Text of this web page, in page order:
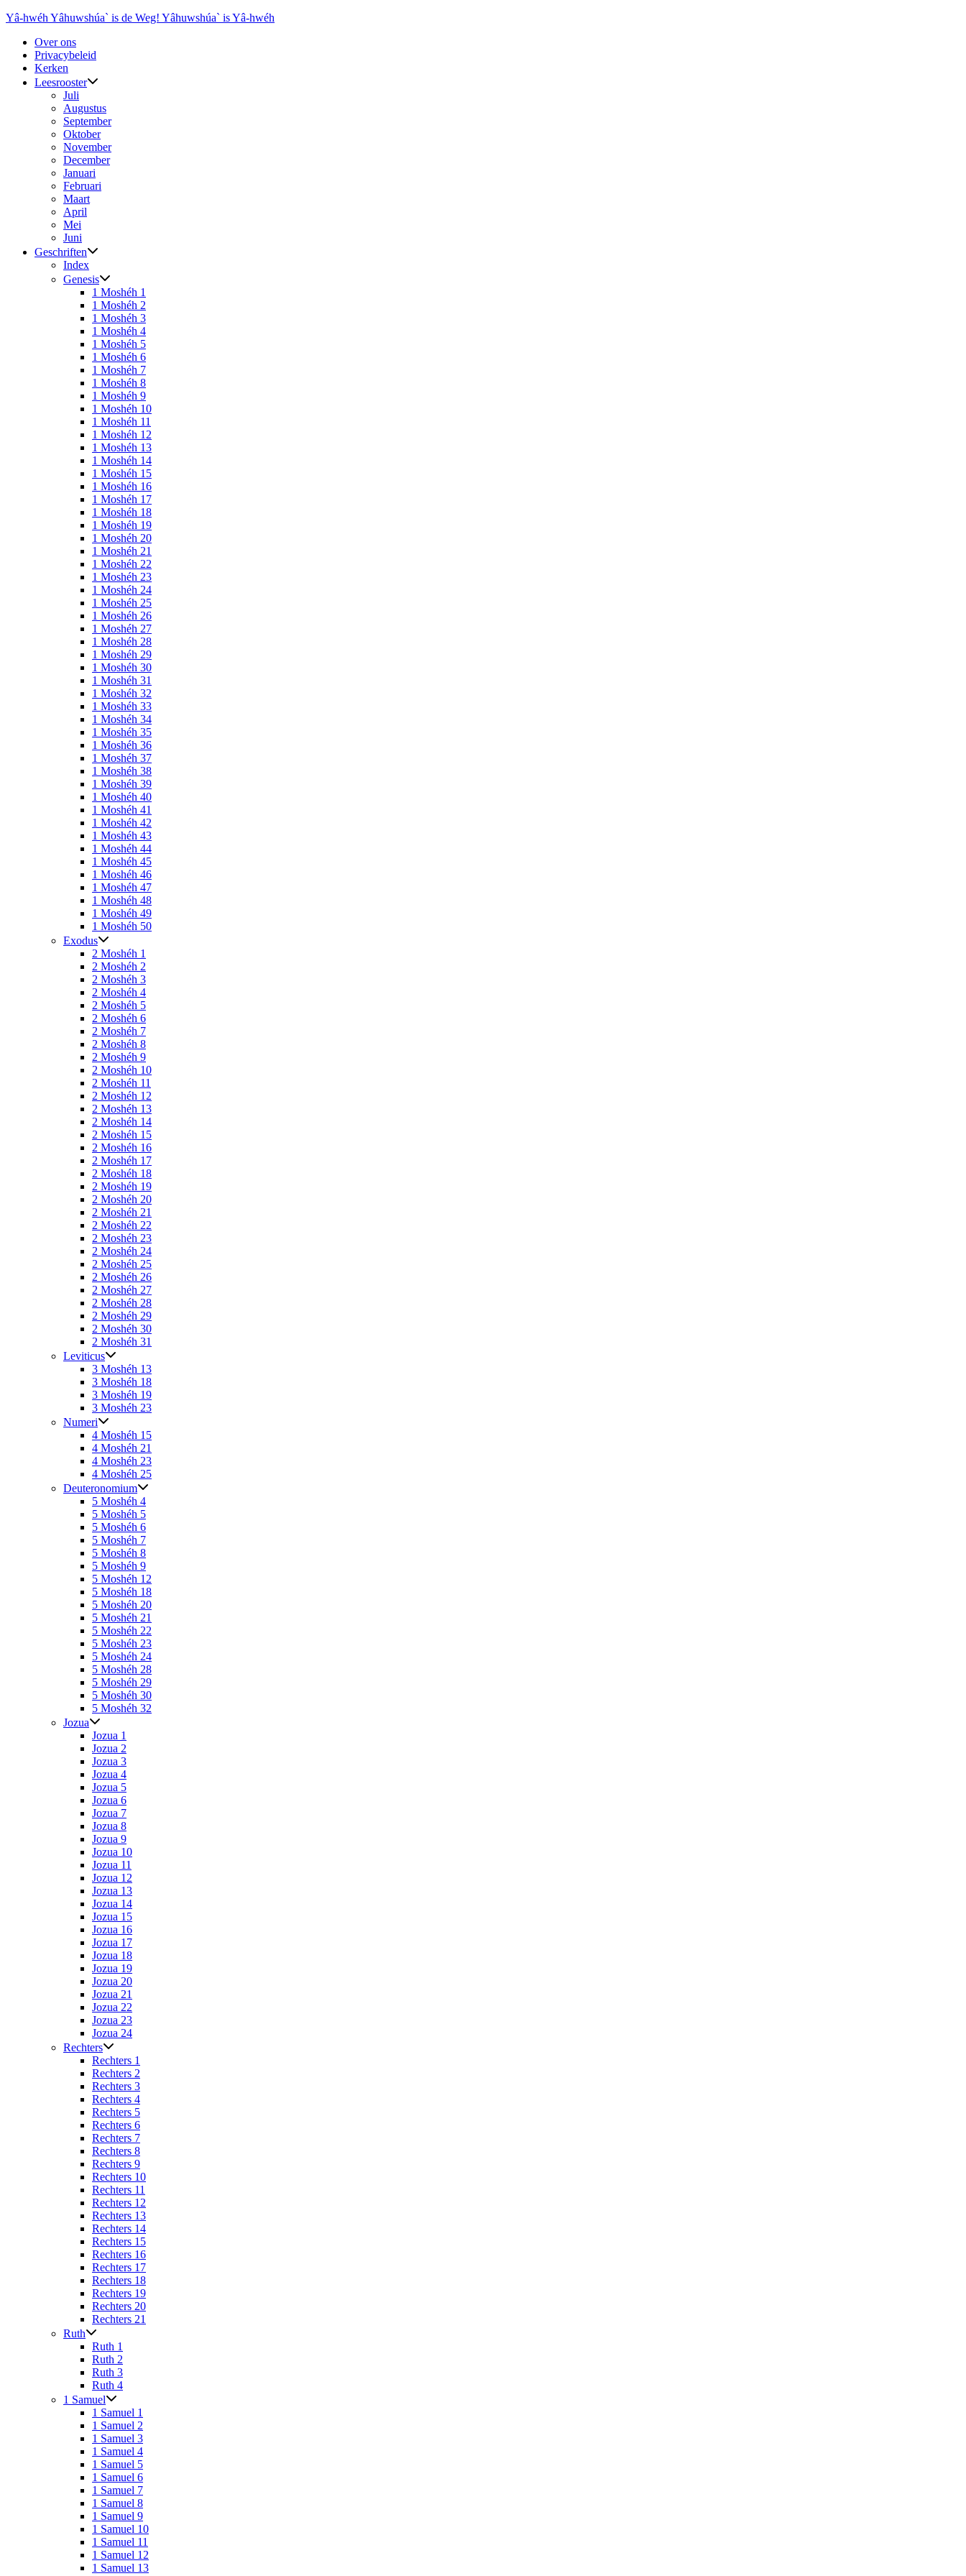
Ga
inhoud
Yâ-hwéh Yâhuwshúa` is de Weg! Yâhuwshúa` is Yâ-hwéh
Over ons
Privacybeleid
Kerken
Leesrooster
Juli
Augustus
September
Oktober
November
December
Januari
Februari
Maart
April
Mei
Juni
Geschriften
Index
Genesis
1 Moshéh 1
1 Moshéh 2
1 Moshéh 3
1 Moshéh 4
1 Moshéh 5
1 Moshéh 6
1 Moshéh 7
1 Moshéh 8
1 Moshéh 9
1 Moshéh 10
1 Moshéh 11
1 Moshéh 12
1 Moshéh 13
1 Moshéh 14
1 Moshéh 15
1 Moshéh 16
1 Moshéh 17
1 Moshéh 18
1 Moshéh 19
1 Moshéh 20
1 Moshéh 21
1 Moshéh 22
1 Moshéh 23
1 Moshéh 24
1 Moshéh 25
1 Moshéh 26
1 Moshéh 27
1 Moshéh 28
1 Moshéh 29
1 Moshéh 30
1 Moshéh 31
1 Moshéh 32
1 Moshéh 33
1 Moshéh 34
1 Moshéh 35
1 Moshéh 36
1 Moshéh 37
1 Moshéh 38
1 Moshéh 39
1 Moshéh 40
1 Moshéh 41
1 Moshéh 42
1 Moshéh 43
1 Moshéh 44
1 Moshéh 45
1 Moshéh 46
1 Moshéh 47
1 Moshéh 48
1 Moshéh 49
1 Moshéh 50
Exodus
2 Moshéh 1
2 Moshéh 2
2 Moshéh 3
2 Moshéh 4
2 Moshéh 5
2 Moshéh 6
2 Moshéh 7
2 Moshéh 8
2 Moshéh 9
2 Moshéh 10
2 Moshéh 11
2 Moshéh 12
2 Moshéh 13
2 Moshéh 14
2 Moshéh 15
2 Moshéh 16
2 Moshéh 17
2 Moshéh 18
2 Moshéh 19
2 Moshéh 20
2 Moshéh 21
2 Moshéh 22
2 Moshéh 23
2 Moshéh 24
2 Moshéh 25
2 Moshéh 26
2 Moshéh 27
2 Moshéh 28
2 Moshéh 29
2 Moshéh 30
2 Moshéh 31
Leviticus
3 Moshéh 13
3 Moshéh 18
3 Moshéh 19
3 Moshéh 23
Numeri
4 Moshéh 15
4 Moshéh 21
4 Moshéh 23
4 Moshéh 25
Deuteronomium
5 Moshéh 4
5 Moshéh 5
5 Moshéh 6
5 Moshéh 7
5 Moshéh 8
5 Moshéh 9
5 Moshéh 12
5 Moshéh 18
5 Moshéh 20
5 Moshéh 21
5 Moshéh 22
5 Moshéh 23
5 Moshéh 24
5 Moshéh 28
5 Moshéh 29
5 Moshéh 30
5 Moshéh 32
Jozua
Jozua 1
Jozua 2
Jozua 3
Jozua 4
Jozua 5
Jozua 6
Jozua 7
Jozua 8
Jozua 9
Jozua 10
Jozua 11
Jozua 12
Jozua 13
Jozua 14
Jozua 15
Jozua 16
Jozua 17
Jozua 18
Jozua 19
Jozua 20
Jozua 21
Jozua 22
Jozua 23
Jozua 24
Rechters
Rechters 1
Rechters 2
Rechters 3
Rechters 4
Rechters 5
Rechters 6
Rechters 7
Rechters 8
Rechters 9
Rechters 10
Rechters 11
Rechters 12
Rechters 13
Rechters 14
Rechters 15
Rechters 16
Rechters 17
Rechters 18
Rechters 19
Rechters 20
Rechters 21
Ruth
Ruth 1
Ruth 2
Ruth 3
Ruth 4
1 Samuel
1 Samuel 1
1 Samuel 2
1 Samuel 3
1 Samuel 4
1 Samuel 5
1 Samuel 6
1 Samuel 7
1 Samuel 8
1 Samuel 9
1 Samuel 10
1 Samuel 11
1 Samuel 12
1 Samuel 13